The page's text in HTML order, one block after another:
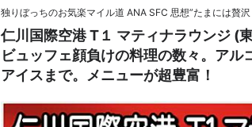
独りぼっちのお気楽マイル道 ANA SFC 思想”たまには贅
仁川国際空港 T１ マティナラウンジ (
ビュッフェ顔負けの料理の数々。アル
アイスまで。メニューが超豊富！